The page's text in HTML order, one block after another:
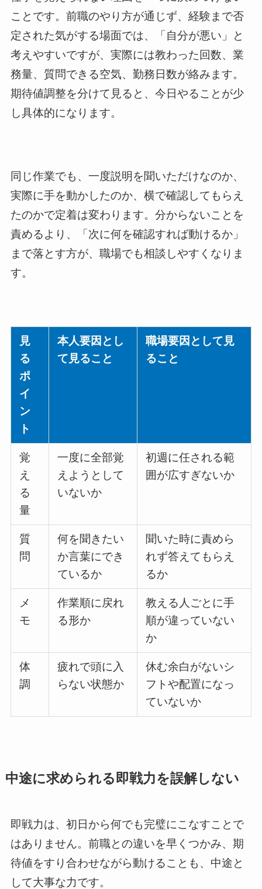
ことです。前職のやり方が通じず、経験まで否
定された気がする場面では、「自分が悪い」と
考えやすいですが、実際には教わった回数、業
務量、質問できる空気、勤務日数が絡みます。
期待値調整を分けて見ると、今日やることが少
し具体的になります。
同じ作業でも、一度説明を聞いただけなのか、
実際に手を動かしたのか、横で確認してもらえ
たのかで定着は変わります。分からないことを
責めるより、「次に何を確認すれば動けるか」
まで落とす方が、職場でも相談しやすくなりま
す。
見
る
ポ
イ
ン
ト
本人要因とし
て見ること
職場要因として見
ること
覚
え
る
量
一度に全部覚
えようとして
いないか
初週に任される範
囲が広すぎないか
質
問
何を聞きたい
か言葉にでき
ているか
聞いた時に責めら
れず答えてもらえ
るか
メ
モ
作業順に戻れ
る形か
教える人ごとに手
順が違っていない
か
体
調
疲れで頭に入
らない状態か
休む余白がないシ
フトや配置になっ
ていないか
中途に求められる即戦力を誤解しない
即戦力は、初日から何でも完璧にこなすことで
はありません。前職との違いを早くつかみ、期
待値をすり合わせながら動けることも、中途と
して大事な力です。